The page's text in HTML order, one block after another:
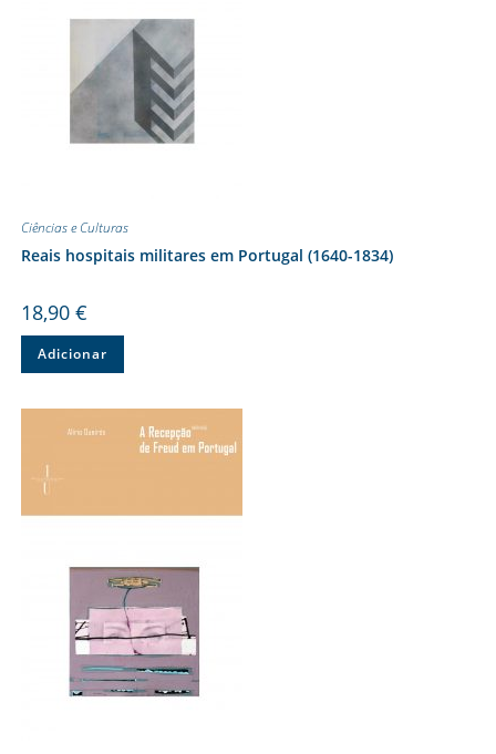
Ciências e Culturas
Reais hospitais militares em Portugal (1640-1834)
18,90 €
Adicionar